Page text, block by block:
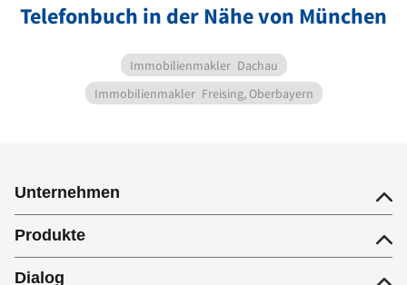
Telefonbuch in der Nähe von München
Immobilienmakler Dachau
Immobilienmakler Freising, Oberbayern
Unternehmen
Produkte
Dialog